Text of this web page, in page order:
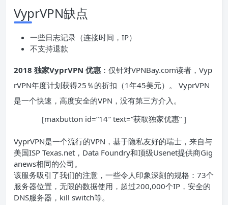
VyprVPN缺点
一些日志记录（连接时间，IP）
不支持退款
2018 独家VyprVPN 优惠 ：仅针对VPNBay.com读者，Vyp
rVPN年度计划获得25％的折扣（1年45美元）。 VyprVPN
是一个快速，高度安全的VPN，没有第三方介入。
[maxbutton id=”14″ text=”获取独家优惠” ]
VyprVPN是一个流行的VPN，基于隐私友好的瑞士，来自与
美国ISP Texas.net，Data Foundry和顶级Usenet提供商Gig
anews相同的公司。
该服务吸引了我们的注意，一些令人印象深刻的规格：73个
服务器位置，无限的数据使用，超过200,000个IP，安全的
DNS服务器，kill switch等。